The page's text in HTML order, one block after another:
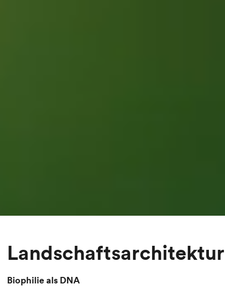
Landschaftsarchitektur
Biophilie als DNA